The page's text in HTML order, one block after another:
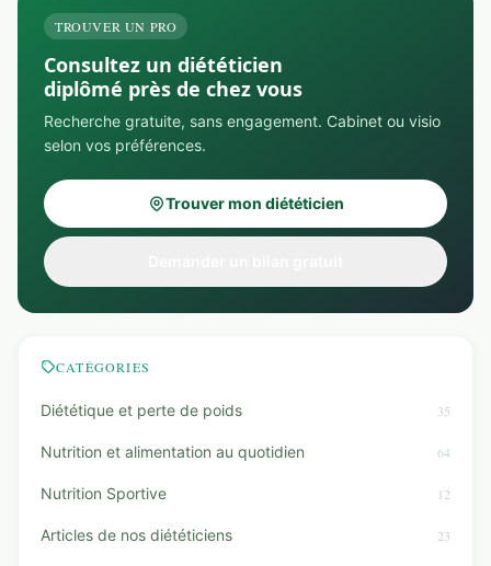
TROUVER UN PRO
Consultez un diététicien
diplômé près de chez vous
Recherche gratuite, sans engagement. Cabinet ou visio
selon vos préférences.
Trouver mon diététicien
CATÉGORIES
Diététique et perte de poids 35
Nutrition et alimentation au quotidien 64
Nutrition Sportive 12
Articles de nos diététiciens 23